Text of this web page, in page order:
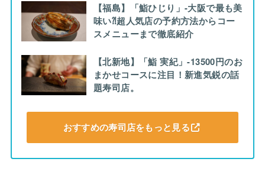
【福島】「鮨ひじり」-大阪で最も美
味い⁈超人気店の予約方法からコー
スメニューまで徹底紹介
【北新地】「鮨 実紀」-13500円のお
まかせコースに注目！新進気鋭の話
題寿司店。
おすすめの寿司店をもっと見る